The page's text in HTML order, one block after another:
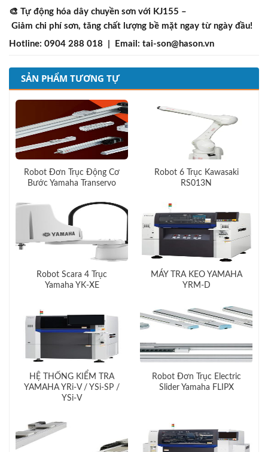
🎨 Tự động hóa dây chuyền sơn với KJ155 –
Giảm chi phí sơn, tăng chất lượng bề mặt ngay từ ngày đầu!
Hotline: 0904 288 018 | Email: tai-son@hason.vn
SẢN PHẨM TƯƠNG TỰ
Robot Đơn Trục Động Cơ
Bước Yamaha Transervo
Robot 6 Trục Kawasaki
RS013N
Robot Scara 4 Trục
Yamaha YK-XE
MÁY TRA KEO YAMAHA
YRM-D
HỆ THỐNG KIỂM TRA
YAMAHA YRi-V / YSi-SP /
YSi-V
Robot Đơn Trục Electric
Slider Yamaha FLIPX